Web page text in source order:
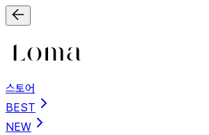
스토어
BEST
NEW